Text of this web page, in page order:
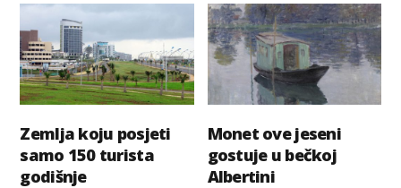
Zemlja koju posjeti
samo 150 turista
godišnje
Monet ove jeseni
gostuje u bečkoj
Albertini